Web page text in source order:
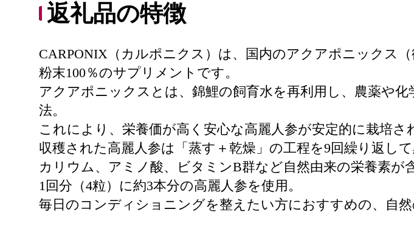
返礼品の特徴
CARPONIX（カルポニクス）は、国内のアクアポニックス
粉末100％のサプリメントです。
アクアポニックスとは、錦鯉の飼育水を再利用し、農薬や
法。
これにより、栄養価が高く安心な高麗人参が安定的に栽培さ
収穫された高麗人参は「蒸す＋乾燥」の工程を9回繰り返し
カリウム、アミノ酸、ビタミンB群など自然由来の栄養素が
1回分（4粒）に約3本分の高麗人参を使用。
毎日のコンディショニングを整えたい方におすすめの、自